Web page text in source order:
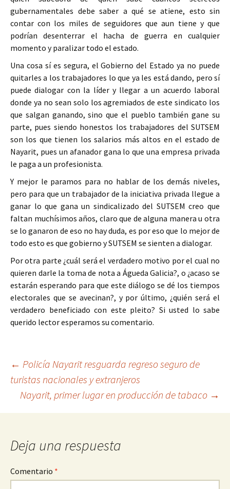
gubernamentales debe saber a qué se atiene, esto sin
contar con los miles de seguidores que aun tiene y que
podrían desenterrar el hacha de guerra en cualquier
momento y paralizar todo el estado.
Una cosa sí es segura, el Gobierno del Estado ya no puede
quitarles a los trabajadores lo que ya les está dando, pero sí
puede dialogar con la líder y llegar a un acuerdo laboral
donde ya no sean solo los agremiados de este sindicato los
que salgan ganando, sino que el pueblo también gane su
parte, pues siendo honestos los trabajadores del SUTSEM
son los que tienen los salarios más altos en el estado de
Nayarit, pues un afanador gana lo que una empresa privada
le paga a un profesionista.
Y mejor le paramos para no hablar de los demás niveles,
pero para que un trabajador de la iniciativa privada llegue a
ganar lo que gana un sindicalizado del SUTSEM creo que
faltan muchísimos años, claro que de alguna manera u otra
se lo ganaron de eso no hay duda, es por eso que lo mejor de
todo esto es que gobierno y SUTSEM se sienten a dialogar.
Por otra parte ¿cuál será el verdadero motivo por el cual no
quieren darle la toma de nota a Águeda Galicia?, o ¿acaso se
estarán esperando para que este diálogo se dé los tiempos
electorales que se avecinan?, y por último, ¿quién será el
verdadero beneficiado con este pleito? Si usted lo sabe
querido lector esperamos su comentario.
← Policía Nayarit resguarda regreso seguro de
turistas nacionales y extranjeros
Nayarit, primer lugar en producción de tabaco →
Deja una respuesta
Comentario *